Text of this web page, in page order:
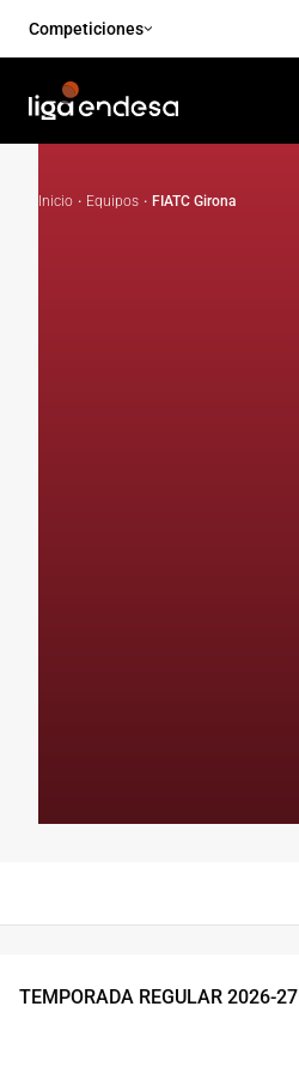
Competiciones
Inicio · Equipos · FIATC Girona
TEMPORADA REGULAR 2026-27